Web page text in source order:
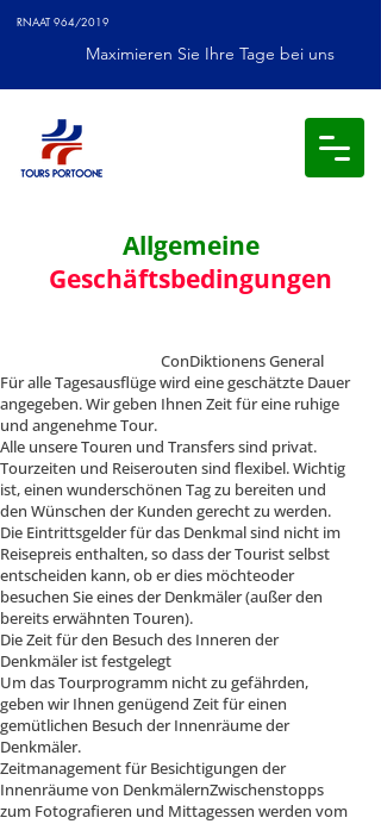
RNAAT 964/2019
Maximieren Sie Ihre Tage bei uns
Allgemeine
Geschäftsbedingungen
ConDiktionens General
Für alle Tagesausflüge wird eine geschätzte Dauer
angegeben. Wir geben Ihnen Zeit für eine ruhige
und angenehme Tour.
Alle unsere Touren und Transfers sind privat.
Tourzeiten und Reiserouten sind flexibel. Wichtig
ist, einen wunderschönen Tag zu bereiten und
den Wünschen der Kunden gerecht zu werden.
Die Eintrittsgelder für das Denkmal sind nicht im
Reisepreis enthalten, so dass der Tourist selbst
entscheiden kann, ob er dies möchteoder
besuchen Sie eines der Denkmäler (außer den
bereits erwähnten Touren).
Die Zeit für den Besuch des Inneren der
Denkmäler ist festgelegt
Um das Tourprogramm nicht zu gefährden,
geben wir Ihnen genügend Zeit für einen
gemütlichen Besuch der Innenräume der
Denkmäler.
Zeitmanagement für Besichtigungen der
Innenräume von DenkmälernZwischenstopps
zum Fotografieren und Mittagessen werden vom